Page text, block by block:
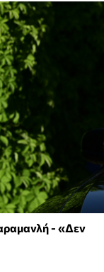
- «Δεν